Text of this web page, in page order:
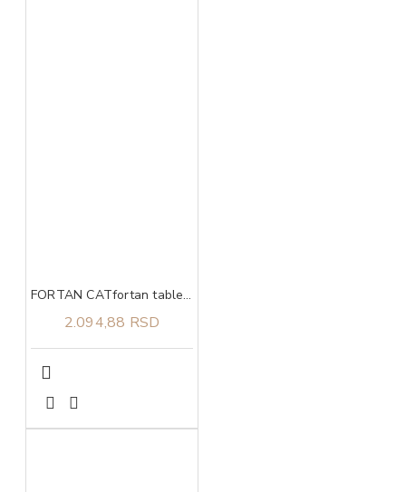
FORTAN CATfortan tablete(180 tab.) 90g
2.094,88 RSD